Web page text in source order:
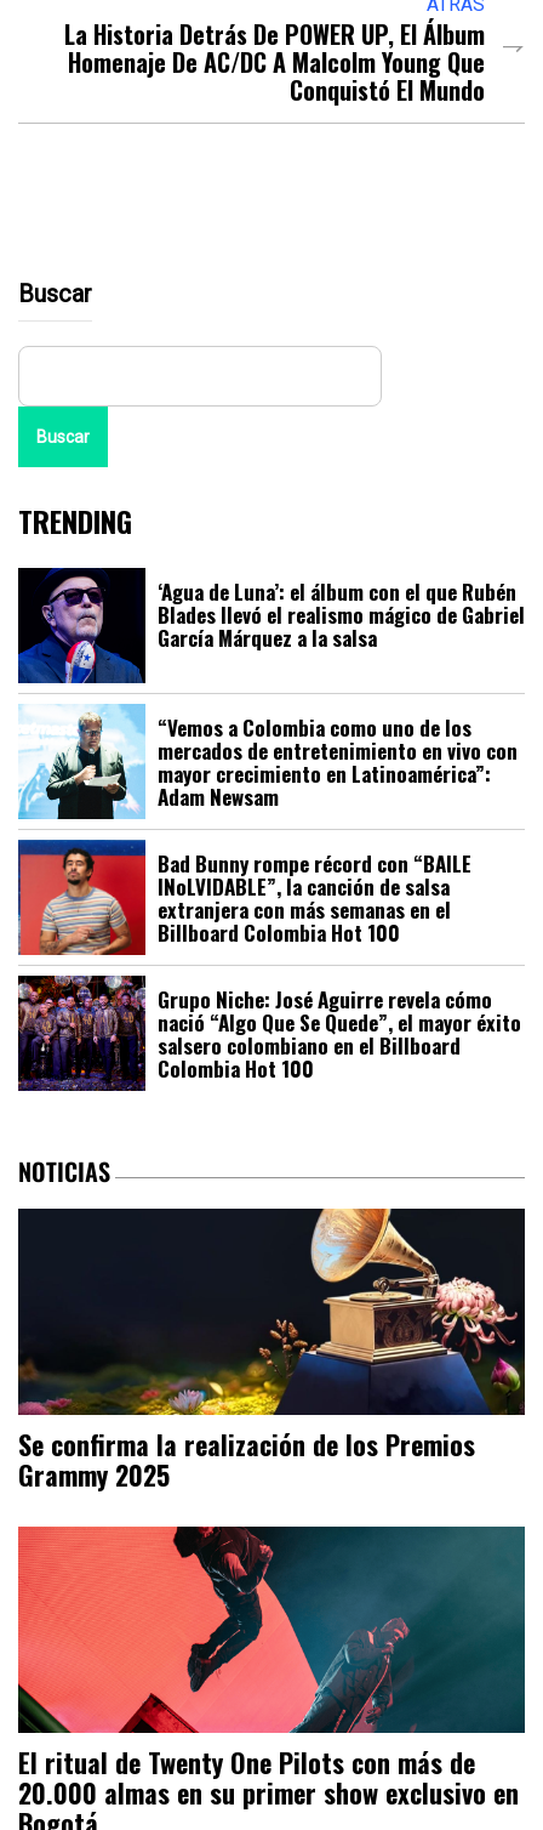
La Historia Detrás De POWER UP, El Álbum
Homenaje De AC/DC A Malcolm Young Que
Conquistó El Mundo
Buscar
Buscar
TRENDING
‘Agua de Luna’: el álbum con el que Rubén
Blades llevó el realismo mágico de Gabriel
García Márquez a la salsa
“Vemos a Colombia como uno de los
mercados de entretenimiento en vivo con
mayor crecimiento en Latinoamérica”:
Adam Newsam
Bad Bunny rompe récord con “BAILE
INoLVIDABLE”, la canción de salsa
extranjera con más semanas en el
Billboard Colombia Hot 100
Grupo Niche: José Aguirre revela cómo
nació “Algo Que Se Quede”, el mayor éxito
salsero colombiano en el Billboard
Colombia Hot 100
NOTICIAS
Se confirma la realización de los Premios
Grammy 2025
El ritual de Twenty One Pilots con más de
20.000 almas en su primer show exclusivo en